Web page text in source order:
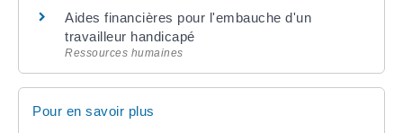
Aides financières pour l'embauche d'un
travailleur handicapé
Ressources humaines
Pour en savoir plus